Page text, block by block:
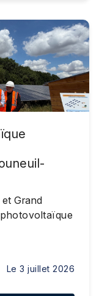
Grand
Le 3 juillet 2026